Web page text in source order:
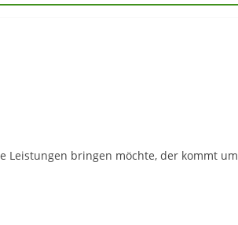
Leistungen bringen möchte, der kommt um